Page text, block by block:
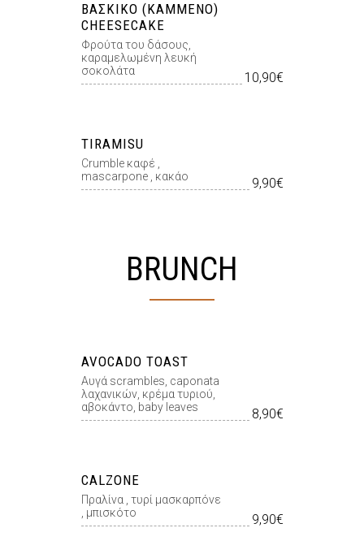
ΒΆΣΚΙΚΟ (ΚΑΜΜΈΝΟ)
CHEESECAKE
Φρούτα του δάσους,
καραμελωμένη λευκή
σοκολάτα
10,90€
TIRAMISU
Crumble καφέ ,
mascarpone , κακάο
9,90€
BRUNCH
AVOCADO TOAST
Αυγά scrambles, caponata
λαχανικών, κρέμα τυριού,
αβοκάντο, baby leaves
8,90€
CALZONE
Πραλίνα , τυρί μασκαρπόνε
, μπισκότο
9,90€